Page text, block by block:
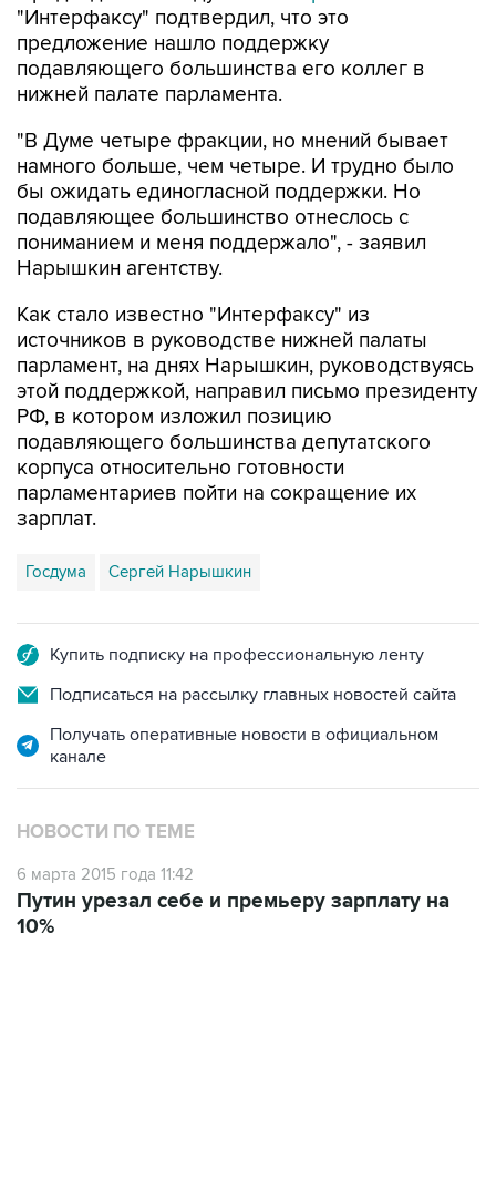
"Интерфаксу" подтвердил, что это
предложение нашло поддержку
подавляющего большинства его коллег в
нижней палате парламента.
"В Думе четыре фракции, но мнений бывает
намного больше, чем четыре. И трудно было
бы ожидать единогласной поддержки. Но
подавляющее большинство отнеслось с
пониманием и меня поддержало", - заявил
Нарышкин агентству.
Как стало известно "Интерфаксу" из
источников в руководстве нижней палаты
парламент, на днях Нарышкин, руководствуясь
этой поддержкой, направил письмо президенту
РФ, в котором изложил позицию
подавляющего большинства депутатского
корпуса относительно готовности
парламентариев пойти на сокращение их
зарплат.
Госдума Сергей Нарышкин
Купить подписку на профессиональную ленту
Подписаться на рассылку главных новостей сайта
Получать оперативные новости в официальном
канале
НОВОСТИ ПО ТЕМЕ
6 марта 2015 года 11:42
Путин урезал себе и премьеру зарплату на
10%